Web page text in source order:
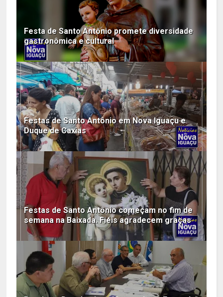
Festa de Santo Antônio promete diversidade
gastronômica e cultural
Festas de Santo Antônio em Nova Iguaçu e
Duque de Caxias
Festas de Santo Antônio começam no fim de
semana na Baixada. Fiéis agradecem graças